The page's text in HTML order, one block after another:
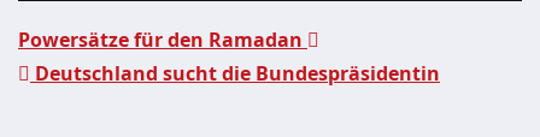
Powersätze für den Ramadan
Deutschland sucht die Bundespräsidentin